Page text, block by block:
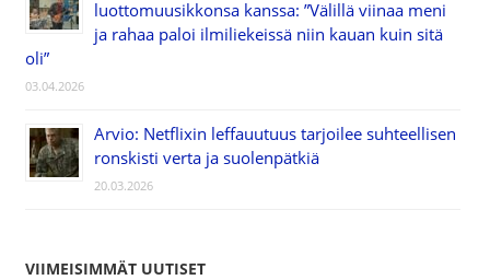
luottomuusikkonsa kanssa: ”Välillä viinaa meni
ja rahaa paloi ilmiliekeissä niin kauan kuin sitä
oli”
03.04.2026
Arvio: Netflixin leffauutuus tarjoilee suhteellisen
ronskisti verta ja suolenpätkiä
20.03.2026
VIIMEISIMMÄT UUTISET